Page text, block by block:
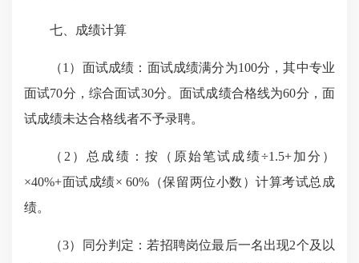
七、成绩计算
（1）面试成绩：面试成绩满分为100分，其中专业
面试70分，综合面试30分。面试成绩合格线为60分，面
试成绩未达合格线者不予录聘。
（2）总成绩：按（原始笔试成绩÷1.5+加分）
×40%+面试成绩× 60%（保留两位小数）计算考试总成
绩。
（3）同分判定：若招聘岗位最后一名出现2个及以